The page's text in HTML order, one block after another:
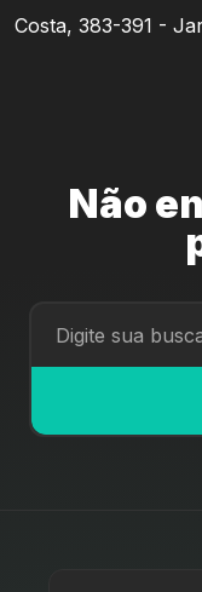
Costa, 383-391 -
Não